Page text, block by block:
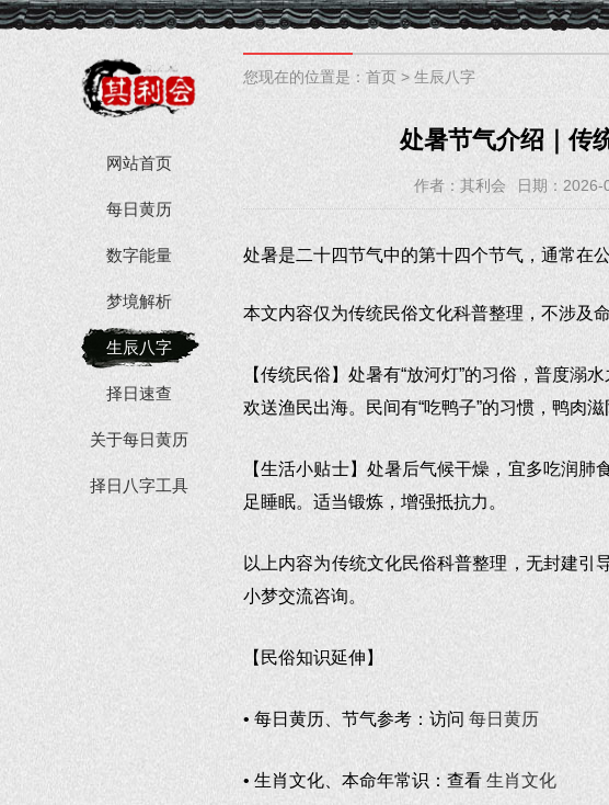
网站首页
每日黄历
数字能量
梦境解析
生辰八字
择日速查
关于每日黄历
择日八字工具
您现在的位置是： 首页 > 生辰八字
处暑节气介绍｜传
作者：其利会 日期：
处暑是二十四节气中的第十四个节气，通常在
本文内容仅为传统民俗文化科普整理，不涉及
【传统民俗】处暑有“放河灯”的习俗，普度溺
欢送渔民出海。民间有“吃鸭子”的习惯，鸭肉滋
【生活小贴士】处暑后气候干燥，宜多吃润
足睡眠。适当锻炼，增强抵抗力。
以上内容为传统文化民俗科普整理，无封建引
小梦交流咨询。
【民俗知识延伸】
• 每日黄历、节气参考：访问 每日黄历
• 生肖文化、本命年常识：查看 生肖文化